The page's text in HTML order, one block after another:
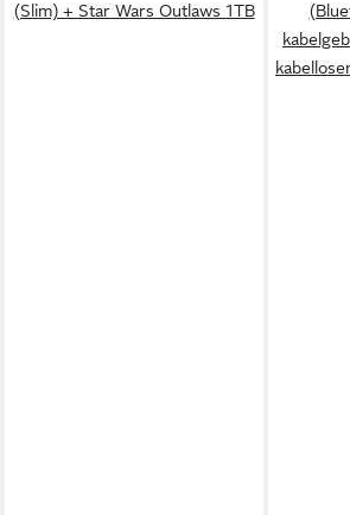
(Slim) + Star Wars Outlaws 1TB